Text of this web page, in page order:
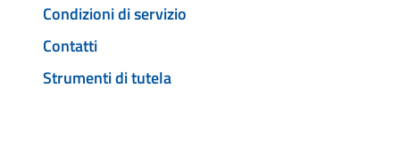
Condizioni di servizio
Contatti
Strumenti di tutela